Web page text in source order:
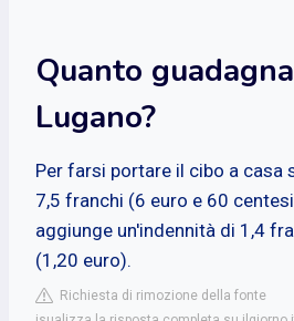
Quanto
Lugano?
Per farsi portare il cibo a casa
7,5 franchi (6 euro e 60
aggiunge un'indennità di 1,4
(1,20 euro).
Richiesta di rimozione della fonte